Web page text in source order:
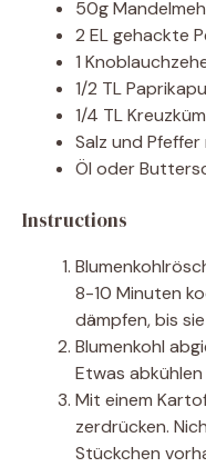
50g
2 EL gehackte
1
1/2 TL
1/4 TL
Salz und
Öl oder
Instructions
8-10 Minuten
dämpfen, bis
Blumenkohl
Etwas abkühlen
Mit einem
zerdrücken.
Stückchen